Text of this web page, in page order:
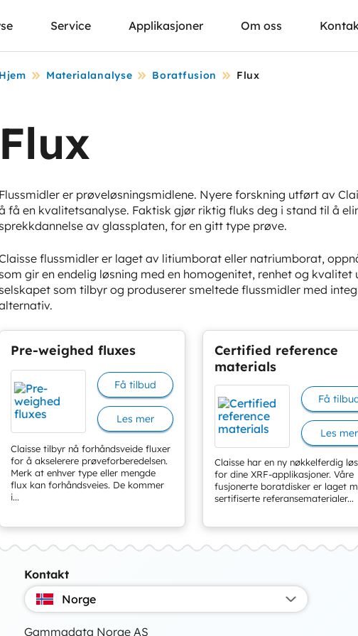
Service Applikasjoner Om oss
Hjem Materialanalyse Boratfusion Flux
Flux
Flussmidler er prøveløsningsmidlene. Nyere forskning utført av
få en kvalitetsanalyse. Faktisk gjør riktig fluks deg i stand til å
av glassplaten, for en gitt type prøve.
flussmidler er laget av litiumborat eller natriumborat,
gir en endelig løsning med en homogenitet, renhet og
som tilbyr og produserer smeltede flussmidler med
Pre-weighed fluxes
Claisse tilbyr nå forhåndsveide fluxer
for å akselerere prøveforberedelsen.
Merk at enhver type eller mengde
flux kan forhåndsveies. De kommer
i...
Få tilbud
Les mer
Certified reference
materials
Claisse har en ny nøkkelferdig
for dine XRF-applikasjoner. Våre
fusjonerte boratdisker er laget
sertifiserte referansematerialer...
Få
Les mer
Kontakt
Norge
Gammadata Norge AS